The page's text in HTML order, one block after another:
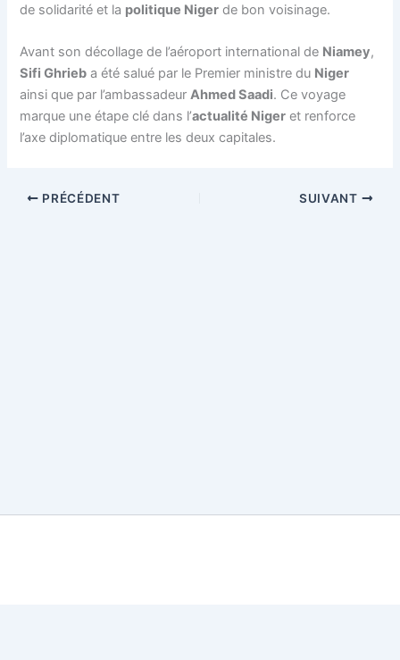
de solidarité et la politique Niger de bon voisinage.
Avant son décollage de l’aéroport international de Niamey,
Sifi Ghrieb a été salué par le Premier ministre du Niger
ainsi que par l’ambassadeurAhmed Saadi. Ce voyage
marque une étape clé dans l’actualité Niger et renforce
l’axe diplomatique entre les deux capitales.
PRÉCÉDENT SUIVANT